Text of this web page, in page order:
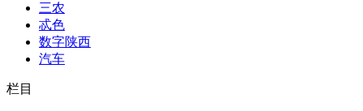
三农
忒色
数字陕西
汽车
栏目